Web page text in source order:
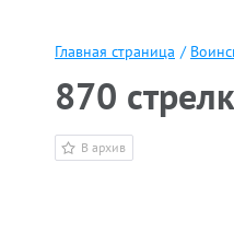
Главная страница /
870
В архив